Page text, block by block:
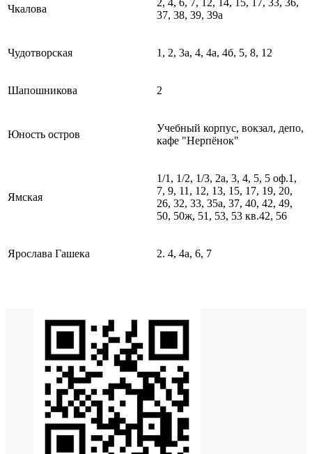
Чкалова
37, 38, 39, 39а
Чудотворская 1, 2, 3а, 4, 4а, 4б, 5, 8, 12
Шапошникова 2
Юность остров
Учебный корпус, вокзал, депо,
кафе "Нерпёнок"
Ямская
1/1, 1/2, 1/3, 2а, 3, 4, 5, 5 оф.1,
7, 9, 11, 12, 13, 15, 17, 19, 20,
26, 32, 33, 35а, 37, 40, 42, 49,
50, 50ж, 51, 53, 53 кв.42, 56
Ярослава Гашека 2. 4, 4а, 6, 7